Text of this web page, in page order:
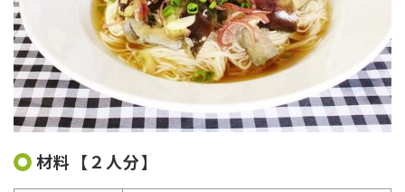
材料【２人分】